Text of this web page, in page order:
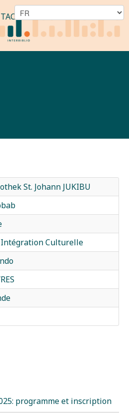
St. Johann JUKIBU
Culturelle
programme et inscription